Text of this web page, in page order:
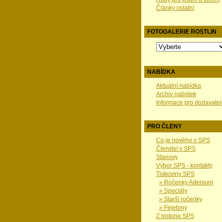
Články ostatní
FOTOGALERIE ROSTLIN
NABÍDKA
Aktuální nabídka
Archiv nabídek
Informace pro
PRO ČLENY
Co je nového v SPS
Členství v SPS
Stanovy
Výbor SPS - kontakty
Tiskoviny SPS
» Ročenky Adenium
» Speciály
» Starší ročenky
» Fejetony
Z historie SPS